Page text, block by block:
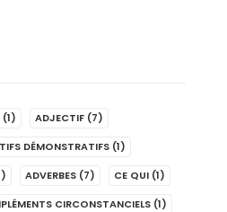
(1) ADJECTIF (7)
DÉMONSTRATIFS (1)
ADVERBES (7) CE QUI (1)
CIRCONSTANCIELS (1)